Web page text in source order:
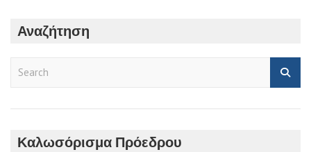
Αναζήτηση
r
Καλωσόρισμα Πρόεδρου